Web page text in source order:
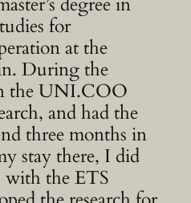
for
at the
During the
the UNI.COO
and had the
three months in
stay there, I did
with the ETS